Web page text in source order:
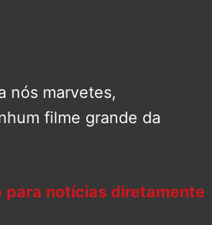
nós marvetes,
filme grande da
para notícias diretamente